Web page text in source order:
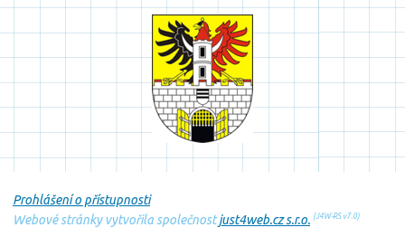
Prohlášení o přístupnosti
Webové stránky vytvořila společnost just4web.cz s.r.o. (J4W-RS v7.0)